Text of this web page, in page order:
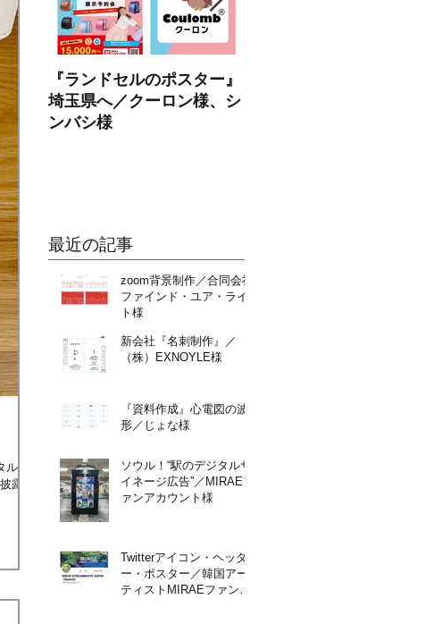
『ランドセルのポスター』
埼玉県へ／クーロン様、シ
ンバシ様
最近の記事
zoom背景制作／合同会社
ファインド・ユア・ライ
ト様
新会社『名刺制作』／
（株）EXNOYLE様
『資料作成』心電図の波
形／じょな様
ソウル！“駅のデジタルサ
イネージ広告”／MIRAEフ
ァンアカウント様
Twitterアイコン・ヘッダ
ー・ポスター／韓国アー
ティストMIRAEファンア